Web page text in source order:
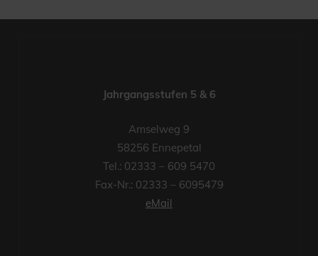
Jahrgangsstufen 5 & 6
Amselweg 9
58256 Ennepetal
Tel.: 02333 – 609 5470
Fax-Nr.: 02333 – 6095479
eMail